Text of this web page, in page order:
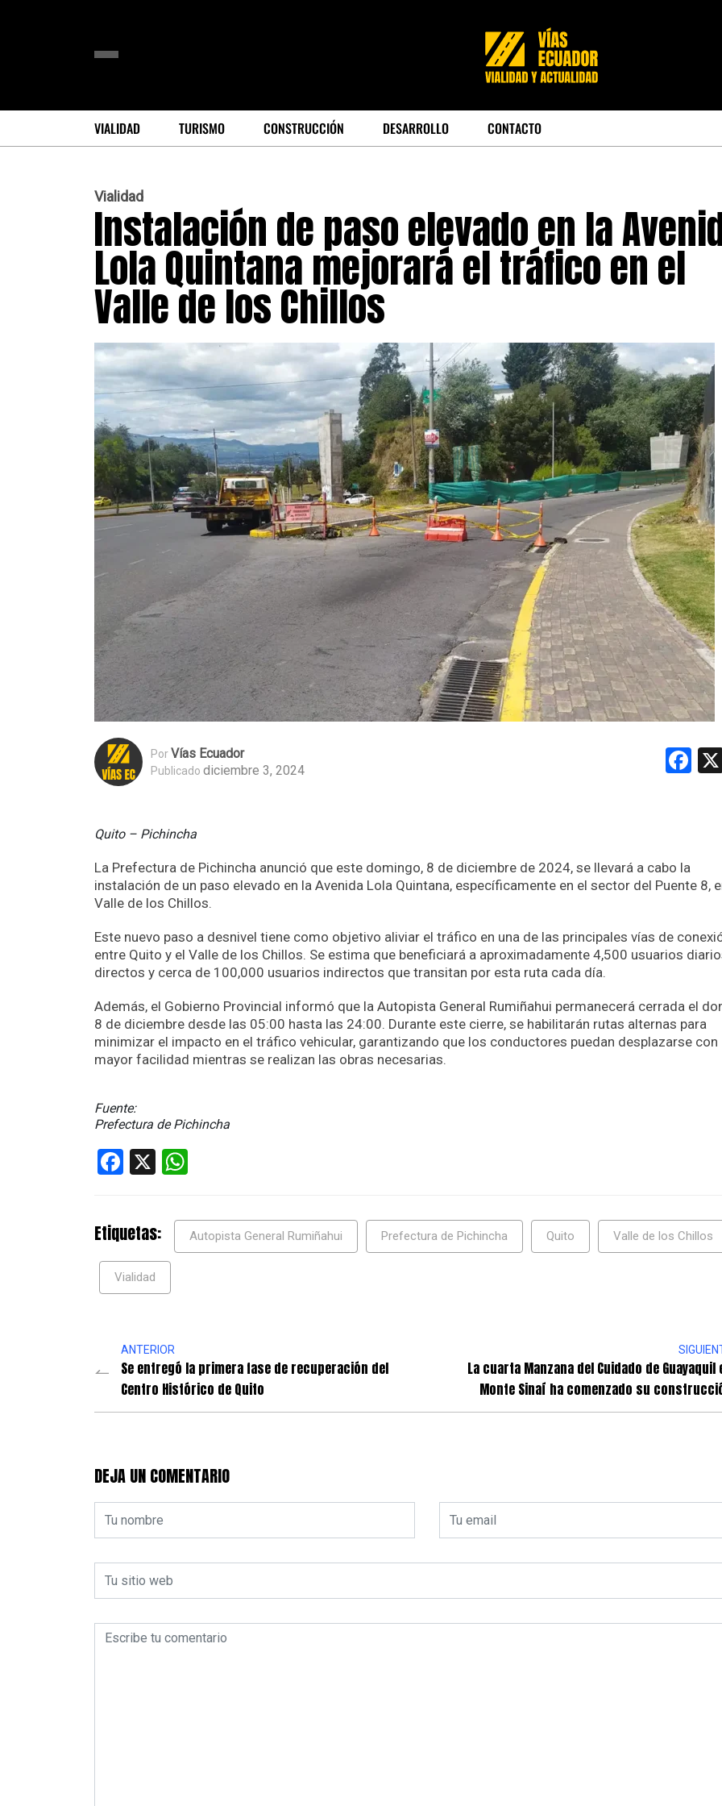
VIALIDAD TURISMO CONSTRUCCIÓN DESARROLLO CONTACTO
Vialidad
Instalación de paso elevado en la
Lola Quintana mejorará el tráfico en el
Valle de los Chillos
PorVías Ecuador
Publicado diciembre 3, 2024
Quito – Pichincha
La Prefectura de Pichincha anunció que este domingo, 8 de diciembre de 2024, se llevará a cabo la
instalación de un paso elevado en la Avenida Lola Quintana, específicamente en el sector del Puente 8,
Valle de los Chillos.
Este nuevo paso a desnivel tiene como objetivo aliviar el tráfico en una de las principales vías de
entre Quito y el Valle de los Chillos. Se estima que beneficiará a aproximadamente 4,500 usuarios
directos y cerca de 100,000 usuarios indirectos que transitan por esta ruta cada día.
Además, el Gobierno Provincial informó que la Autopista General Rumiñahui permanecerá cerrada el
8 de diciembre desde las 05:00 hasta las 24:00. Durante este cierre, se habilitarán rutas alternas para
minimizar el impacto en el tráfico vehicular, garantizando que los conductores puedan desplazarse con
mayor facilidad mientras se realizan las obras necesarias.
Fuente:
Prefectura de Pichincha
Facebook
X
Etiquetas: Autopista General Rumiñahui Prefectura de Pichincha Quito Valle de los Chillos
Vialidad
ANTERIOR
Se entregó la primera fase de recuperación del
Centro Histórico de Quito
La cuarta Manzana del Cuidado de Guayaquil
Monte Sinaí ha comenzado su
DEJA UN COMENTARIO